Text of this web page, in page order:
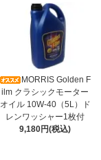
MORRIS Golden F
ilm クラシックモーター
オイル 10W-40（5L）ド
レンワッシャー1枚付
9,180円(税込)